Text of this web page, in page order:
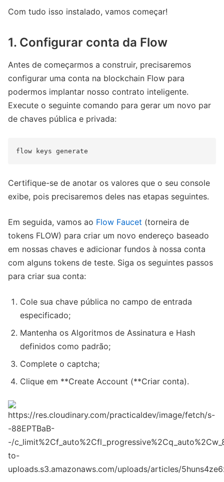
Com tudo isso instalado, vamos começar!
1. Configurar conta da Flow
Antes de começarmos a construir, precisaremos
configurar uma conta na blockchain Flow para
podermos implantar nosso contrato inteligente.
Execute o seguinte comando para gerar um novo par
de chaves pública e privada:
Certifique-se de anotar os valores que o seu console
exibe, pois precisaremos deles nas etapas seguintes.
Em seguida, vamos ao Flow Faucet (torneira de
tokens FLOW) para criar um novo endereço baseado
em nossas chaves e adicionar fundos à nossa conta
com alguns tokens de teste. Siga os seguintes passos
para criar sua conta:
Cole sua chave pública no campo de entrada
especificado;
Mantenha os Algoritmos de Assinatura e Hash
definidos como padrão;
Complete o captcha;
Clique em **Create Account (**Criar conta).